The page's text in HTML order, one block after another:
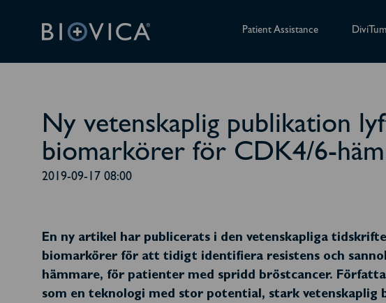
Patient Assistance DiviTum
Ny vetenskaplig publikation
biomarkörer för CDK4/6-
2019-09-17 08:00
En ny artikel har publicerats i den vetenskapliga
biomarkörer för att tidigt identifiera resistens och
hämmare, för patienter med spridd bröstcancer.
som en teknologi med stor potential, stark